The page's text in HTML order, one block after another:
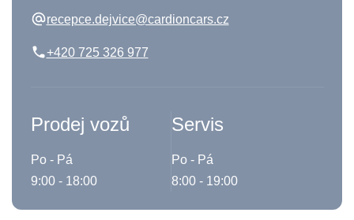
recepce.dejvice@cardioncars.cz
+420 725 326 977
Prodej vozů
Po - Pá
9:00 - 18:00
Servis
Po - Pá
8:00 - 19:00